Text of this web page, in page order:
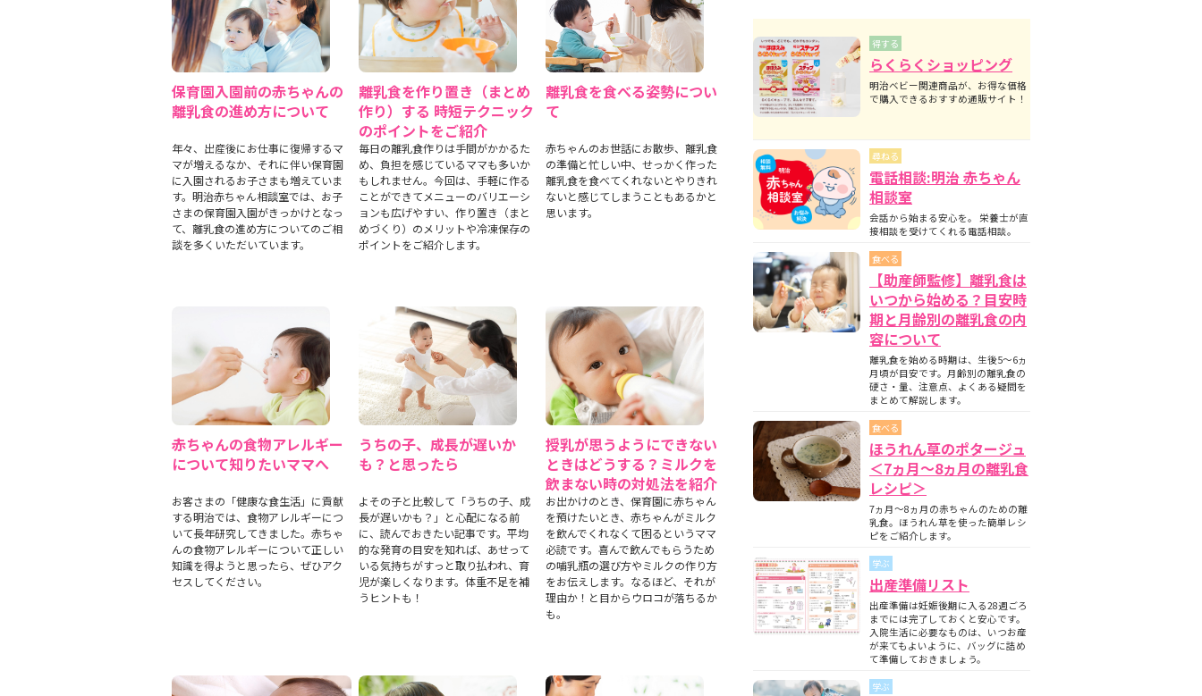
保育園入園前の赤ちゃんの
離乳食の進め方について
年々、出産後にお仕事に復帰するマ
マが増えるなか、それに伴い保育園
に入園されるお子さまも増えていま
す。明治赤ちゃん相談室では、お子
さまの保育園入園がきっかけとなっ
て、離乳食の進め方についてのご相
談を多くいただいています。
離乳食を作り置き（まとめ
作り）する 時短テクニック
のポイントをご紹介
毎日の離乳食作りは手間がかかるた
め、負担を感じているママも多いか
もしれません。今回は、手軽に作る
ことができてメニューのバリエーシ
ョンも広げやすい、作り置き（まと
めづくり）のメリットや冷凍保存の
ポイントをご紹介します。
離乳食を食べる姿勢につい
て
赤ちゃんのお世話にお散歩、離乳食
の準備と忙しい中、せっかく作った
離乳食を食べてくれないとやりきれ
ないと感じてしまうこともあるかと
思います。
赤ちゃんの食物アレルギー
について知りたいママへ
お客さまの「健康な食生活」に貢献
する明治では、食物アレルギーにつ
いて長年研究してきました。赤ちゃ
んの食物アレルギーについて正しい
知識を得ようと思ったら、ぜひアク
セスしてください。
うちの子、成長が遅いか
も？と思ったら
よその子と比較して「うちの子、成
長が遅いかも？」と心配になる前
に、読んでおきたい記事です。平均
的な発育の目安を知れば、あせって
いる気持ちがすっと取り払われ、育
児が楽しくなります。体重不足を補
うヒントも！
授乳が思うようにできない
ときはどうする？ミルクを
飲まない時の対処法を紹介
お出かけのとき、保育園に赤ちゃん
を預けたいとき、赤ちゃんがミルク
を飲んでくれなくて困るというママ
必読です。喜んで飲んでもらうため
の哺乳瓶の選び方やミルクの作り方
をお伝えします。なるほど、それが
理由か！と目からウロコが落ちるか
も。
得する
らくらくショッピング
明治ベビー関連商品が、お得な価格
で購入できるおすすめ通販サイト！
尋ねる
電話相談:明治 赤ちゃん
相談室
会話から始まる安心を。 栄養士が直
接相談を受けてくれる電話相談。
食べる
【助産師監修】離乳食は
いつから始める？目安時
期と月齢別の離乳食の内
容について
離乳食を始める時期は、生後5〜6ヵ
月頃が目安です。月齢別の離乳食の
硬さ・量、注意点、よくある疑問を
まとめて解説します。
食べる
ほうれん草のポタージュ
＜7ヵ月〜8ヵ月の離乳食
レシピ＞
7ヵ月～8ヵ月の赤ちゃんのための離
乳食。ほうれん草を使った簡単レシ
ピをご紹介します。
学ぶ
出産準備リスト
出産準備は妊娠後期に入る28週ごろ
までには完了しておくと安心です。
入院生活に必要なものは、いつお産
が来てもよいように、バッグに詰め
て準備しておきましょう。
学ぶ